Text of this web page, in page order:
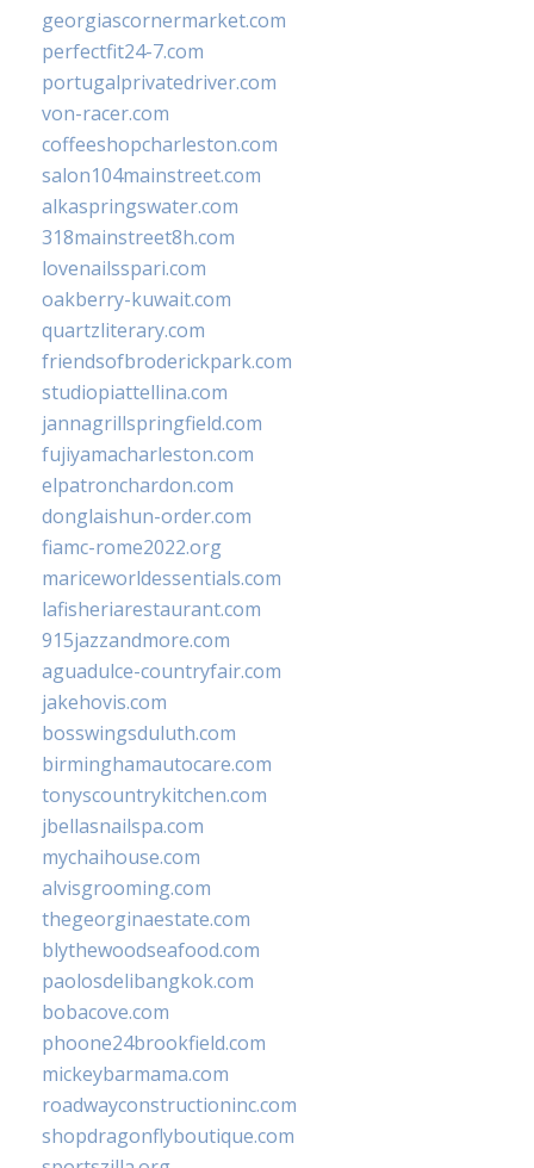
georgiascornermarket.com
perfectfit24-7.com
portugalprivatedriver.com
von-racer.com
coffeeshopcharleston.com
salon104mainstreet.com
alkaspringswater.com
318mainstreet8h.com
lovenailsspari.com
oakberry-kuwait.com
quartzliterary.com
friendsofbroderickpark.com
studiopiattellina.com
jannagrillspringfield.com
fujiyamacharleston.com
elpatronchardon.com
donglaishun-order.com
fiamc-rome2022.org
mariceworldessentials.com
lafisheriarestaurant.com
915jazzandmore.com
aguadulce-countryfair.com
jakehovis.com
bosswingsduluth.com
birminghamautocare.com
tonyscountrykitchen.com
jbellasnailspa.com
mychaihouse.com
alvisgrooming.com
thegeorginaestate.com
blythewoodseafood.com
paolosdelibangkok.com
bobacove.com
phoone24brookfield.com
mickeybarmama.com
roadwayconstructioninc.com
shopdragonflyboutique.com